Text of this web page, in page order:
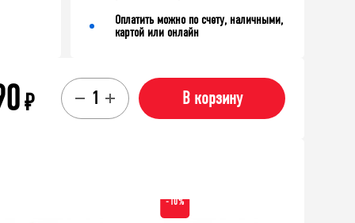
Оплатить можно по счету, наличными,
картой или онлайн
₽ В корзину
-10%